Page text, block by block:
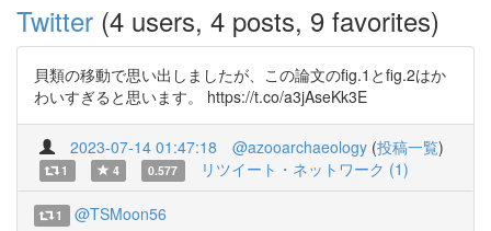
Twitter (4 users, 4 posts, 9 favorites)
貝類の移動で思い出しましたが、この論文のfig.1とfig.2はか
わいすぎると思います。 https://t.co/a3jAseKk3E
2023-07-14 01:47:18 @azooarchaeology (投稿一覧)
1 4 0.577 リツイート・ネットワーク (1)
1 @TSMoon56